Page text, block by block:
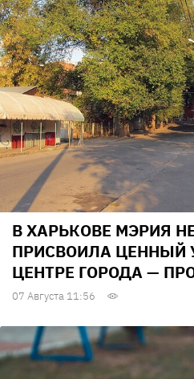
В ХАРЬКОВЕ МЭРИЯ
ПРИСВОИЛА ЦЕННЫЙ
ЦЕНТРЕ ГОРОДА —
07 Августа 11:56